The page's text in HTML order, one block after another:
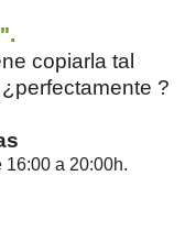
copiarla tal
?
16:00 a 20:00h.